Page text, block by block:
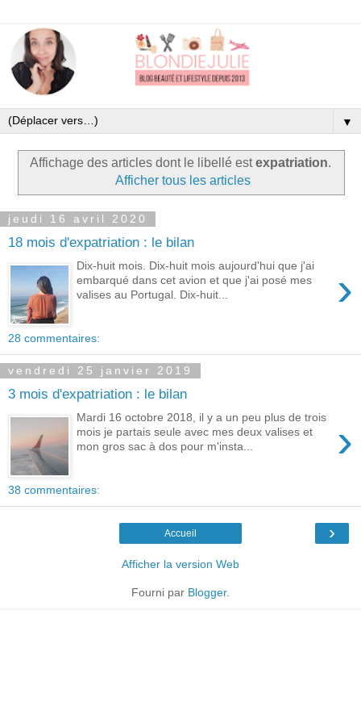
▼
Affichage des articles dont le libellé estexpatriation.
Afficher tous les articles
jeudi 16 avril 2020
18 mois d'expatriation : le bilan
›
Dix-huit mois. Dix-huit mois aujourd'hui que j'ai
embarqué dans cet avion et que j'ai posé mes
valises au Portugal. Dix-huit...
28 commentaires:
vendredi 25 janvier 2019
3 mois d'expatriation : le bilan
›
Mardi 16 octobre 2018, il y a un peu plus de trois
mois je partais seule avec mes deux valises et
mon gros sac à dos pour m'insta...
38 commentaires:
›
Accueil
Afficher la version Web
Fourni par Blogger.